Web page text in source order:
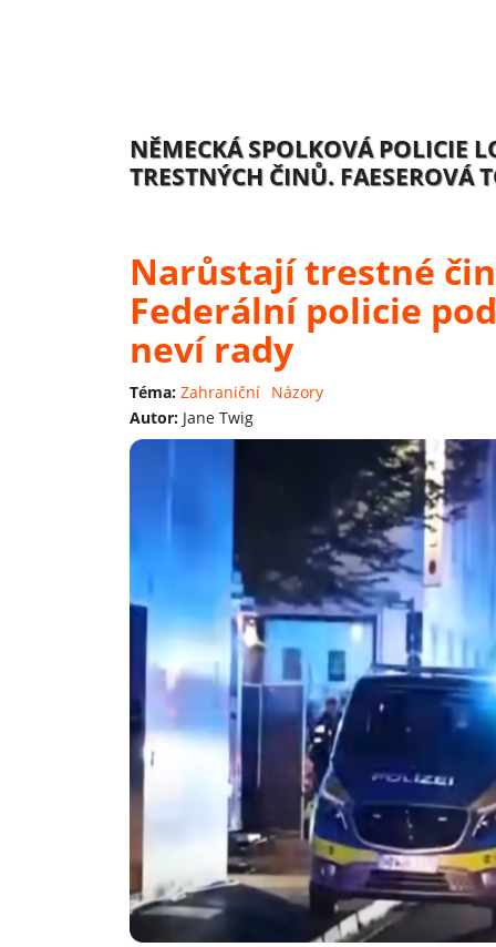
NĚMECKÁ SPOLKOVÁ POLICIE
TRESTNÝCH ČINŮ. FAESEROVÁ
Narůstají trestné
Federální policie
neví rady
Téma: Zahraniční Názory
Autor: Jane Twig